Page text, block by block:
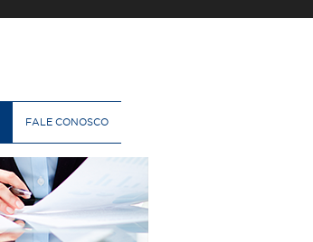
FALE CONOSCO